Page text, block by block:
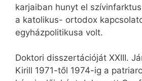
karjaiban hunyt el
a katolikus- ortodox
egyházpolitikusa volt.
Doktori disszertációját XXIII.
Kirill 1971-től 1974-ig a